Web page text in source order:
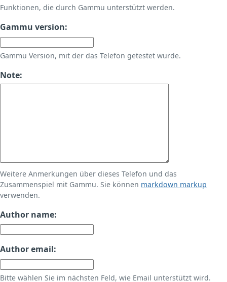
Funktionen, die durch Gammu unterstützt werden.
Gammu version:
Gammu Version, mit der das Telefon getestet wurde.
Note:
Weitere Anmerkungen über dieses Telefon und das
Zusammenspiel mit Gammu. Sie können markdown markup
verwenden.
Author name:
Author email:
Bitte wählen Sie im nächsten Feld, wie Email unterstützt wird.